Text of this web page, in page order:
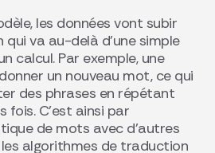
les données vont subir
va au-delà d’une simple
calcul. Par exemple, une
un nouveau mot, ce qui
des phrases en répétant
fois. C’est ainsi par
de mots avec d’autres
algorithmes de traduction